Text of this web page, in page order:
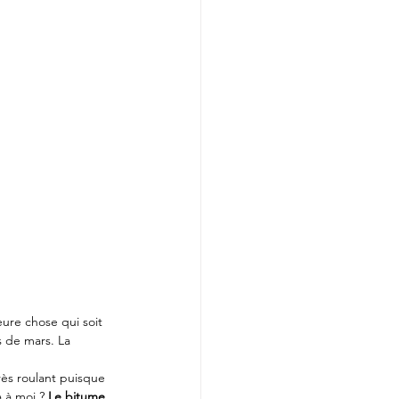
chose qui soit
de mars. La
roulant puisque